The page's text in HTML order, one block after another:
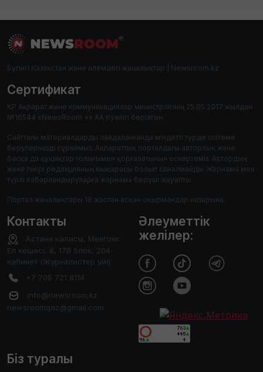
Бүгінгі Қазақстан және әлемдегі жаңалықтар | Newsroom.kz
Сертификат
ҚР Ақпарат және коммуникациялар министрлігінің 25.05.2017 жылдан
№16544 «NewsRoom +» АА Куәлігі берілген.
Сайттағы материалдарды пайдаланғанда міндетті түрде сілтеме
берулеріңізді сұраймыз. Ақпараттық порталдағы авторлық және
басқа да құқықтар толығымен қорғалатынын ескертеміз. Автордың
жеке пікірі редакцияның көзқарасы болып саналмайды. Жарнама мен
түрлі хабарландыруларға жарнама беруші жауапты.
Портал жаңалықтары 18 жастан асқан оқырмандар назарына.
Контакты
Астана каласы, Менгілік
Ел кешесі, 8, 17В блок, 204-
кабинет (Журналистер уйі)
+7 705 721 8114
info@newsroom.kz
newsroomqaz@gmail.com
Біз туралы
Әлеуметтік
желілер: